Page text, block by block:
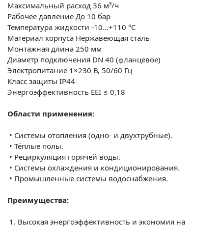
Максимальный расход 36 м³/ч
Рабочее давление До 10 бар
Температура жидкости -10…+110 °C
Материал корпуса Нержавеющая сталь
Монтажная длина 250 мм
Диаметр подключения DN 40 (фланцевое)
Электропитание 1×230 В, 50/60 Гц
Класс защиты IP44
Энергоэффективность EEI ≤ 0,18
Области применения:
• Системы отопления (одно- и двухтрубные).
• Тёплые полы.
• Рециркуляция горячей воды.
• Системы охлаждения и кондиционирования.
• Промышленные системы водоснабжения.
Преимущества:
1. Высокая энергоэффективность и экономия на